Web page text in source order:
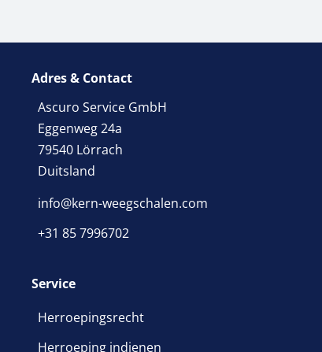
Adres & Contact
Ascuro Service GmbH
Eggenweg 24a
79540 Lörrach
Duitsland
info@kern-weegschalen.com
+31 85 7996702
Service
Herroepingsrecht
Herroeping indienen